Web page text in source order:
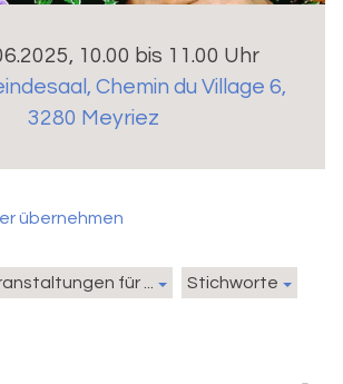
10.00 bis 11.00 Uhr
, Chemin du Village 6,
3280 Meyriez
übernehmen
für ... Stichworte